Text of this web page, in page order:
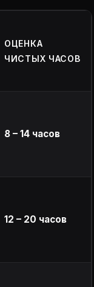
ОЦЕНКА
ЧИСТЫХ ЧАСОВ
8 – 14 часов
12 – 20 часов